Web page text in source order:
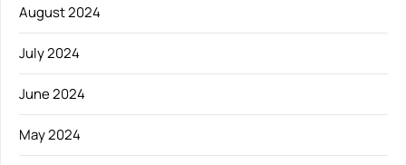
August 2024
July 2024
June 2024
May 2024